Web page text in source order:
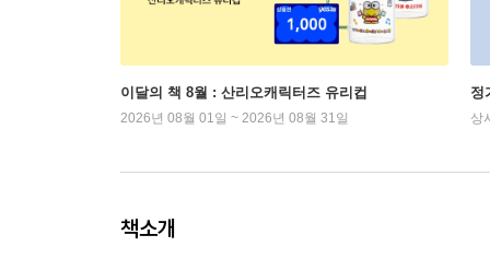
이달의 책 8월 : 산리오캐릭터즈 유리컵
2026년 08월 01일 ~ 2026년 08월 31일
정
상
책소개